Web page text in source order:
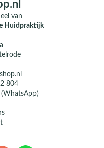
van
Huidpraktijk
804